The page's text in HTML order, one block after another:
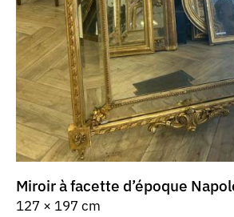
Miroir à facette d’époque
127 × 197 cm